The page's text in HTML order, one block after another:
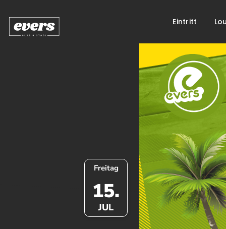
Eintritt
Freitag
15.
JUL